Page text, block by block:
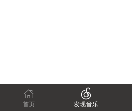

首页

发现音乐